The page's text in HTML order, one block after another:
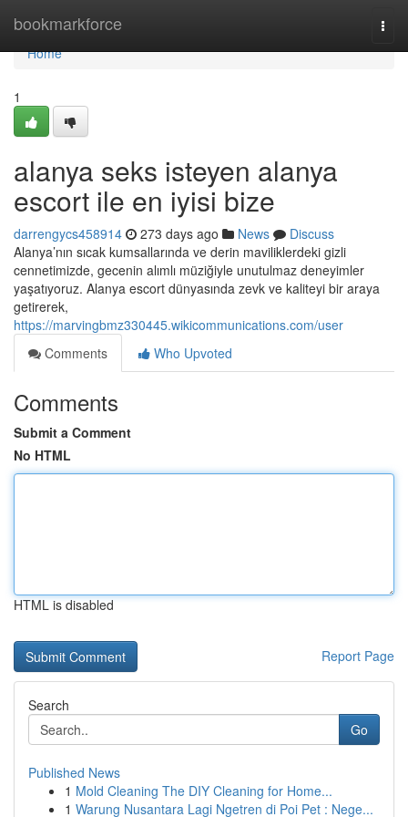
bookmarkforce
Home
Home
1
alanya seks isteyen alanya
escort ile en iyisi bize
darrengycs458914 273 days ago News
Discuss
Alanya’nın sıcak kumsallarında ve derin maviliklerdeki gizli
cennetimizde, gecenin alımlı müziğiyle unutulmaz deneyimler
yaşatıyoruz. Alanya escort dünyasında zevk ve kaliteyi bir araya
getirerek,
https://marvingbmz330445.wikicommunications.com/user
Comments
Who Upvoted
Comments
Submit a Comment
No HTML
HTML is disabled
Report Page
Search
Go
Published News
1 Mold Cleaning The DIY Cleaning for Home...
1 Warung Nusantara Lagi Ngetren di Poi Pet : Nege...